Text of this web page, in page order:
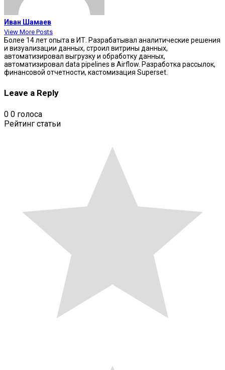
Иван Шамаев
View More Posts
Более 14 лет опыта в ИТ. Разрабатывал аналитические решения
и визуализации данных, строил витрины данных,
автоматизировал выгрузку и обработку данных,
автоматизировал data pipelines в Airflow. Разработка рассылок,
финансовой отчетности, кастомизация Superset.
Leave a Reply
0 0 голоса
Рейтинг статьи